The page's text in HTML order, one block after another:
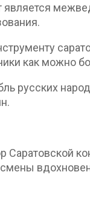
является
как можно
русских